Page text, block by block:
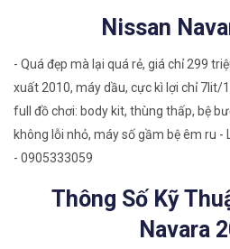
Nissan
- Quá đẹp mà lại quá rẻ, giá chỉ 299
xuất 2010, máy dầu, cực kì lợi chỉ 7lit/
full đồ chơi: body kit, thùng thấp, bệ
không lỗi nhỏ, máy số gầm bệ êm ru -
- 0905333059
Thông Số Kỹ
Navara